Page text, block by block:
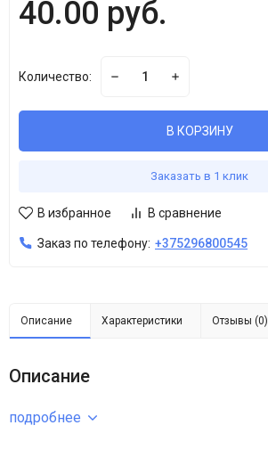
40.00 руб.
Количество:
В КОРЗИНУ
Заказать в 1 клик
В избранное В сравнение
Заказ по телефону: +375296800545
Описание Характеристики Отзывы (0)
Описание
подробнее